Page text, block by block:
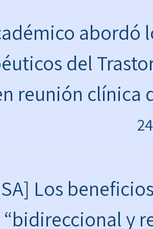
abordó
del
reunión clínica
Los
“bidireccional y